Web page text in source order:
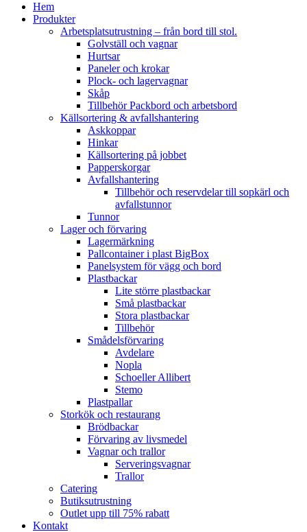
Hem
Produkter
Arbetsplatsutrustning – från bord till stol.
Golvställ och vagnar
Hurtsar
Paneler och krokar
Plock- och lagervagnar
Skåp
Tillbehör Packbord och arbetsbord
Källsortering & avfallshantering
Askkoppar
Hinkar
Källsortering på jobbet
Papperskorgar
Avfallshantering
Tillbehör och reservdelar till sopkärl och
avfallstunnor
Tunnor
Lager och förvaring
Lagermärkning
Pallcontainer i plast BigBox
Panelsystem för vägg och bord
Plastbackar
Lite större plastbackar
Små plastbackar
Stora plastbackar
Tillbehör
Smådelsförvaring
Avdelare
Nopla
Schoeller Allibert
Stemo
Plastpallar
Storkök och restaurang
Brödbackar
Förvaring av livsmedel
Vagnar och trallor
Serveringsvagnar
Trallor
Catering
Butiksutrustning
Outlet upp till 75% rabatt
Kontakt